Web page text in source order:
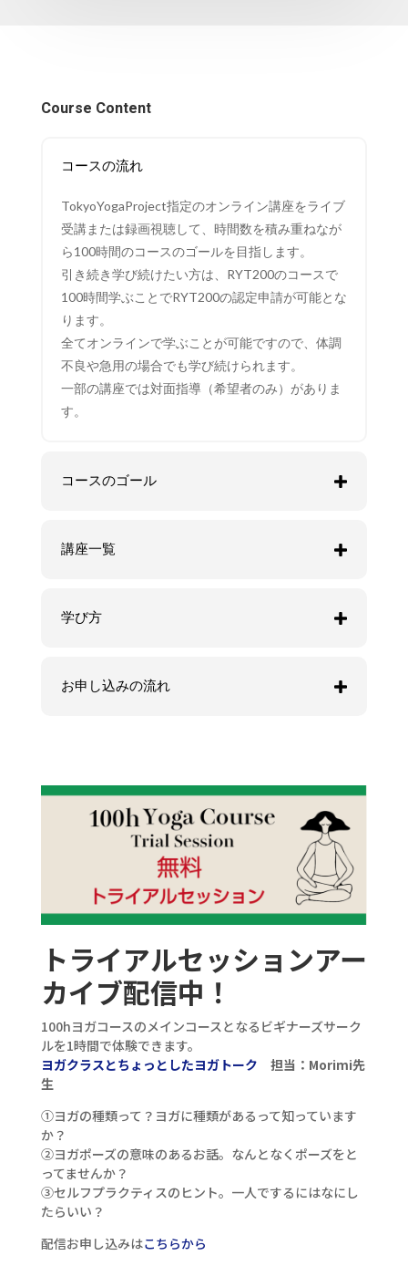
Course Content
コースの流れ
TokyoYogaProject指定のオンライン講座をライブ
受講または録画視聴して、時間数を積み重ねなが
ら100時間のコースのゴールを目指します。
引き続き学び続けたい方は、RYT200のコースで
100時間学ぶことでRYT200の認定申請が可能とな
ります。
全てオンラインで学ぶことが可能ですので、体調
不良や急用の場合でも学び続けられます。
一部の講座では対面指導（希望者のみ）がありま
す。
コースのゴール
講座一覧
学び方
お申し込みの流れ
トライアルセッションアー
カイブ配信中！
100hヨガコースのメインコースとなるビギナーズサーク
ルを1時間で体験できます。
ヨガクラスとちょっとしたヨガトーク 担当：Morimi先
生
①ヨガの種類って？ヨガに種類があるって知っています
か？
②ヨガポーズの意味のあるお話。なんとなくポーズをと
ってませんか？
③セルフプラクティスのヒント。一人でするにはなにし
たらいい？
配信お申し込みはこちらから